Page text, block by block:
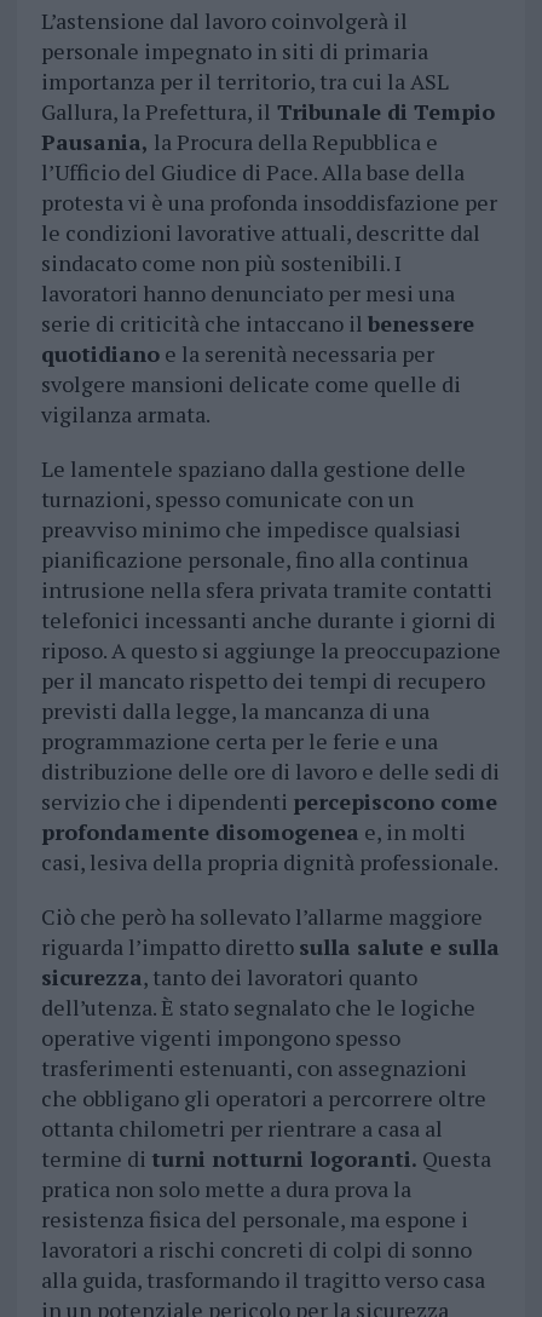
L’astensione dal lavoro coinvolgerà il
personale impegnato in siti di primaria
importanza per il territorio, tra cui la ASL
Gallura, la Prefettura, il Tribunale di Tempio
Pausania, la Procura della Repubblica e
l’Ufficio del Giudice di Pace. Alla base della
protesta vi è una profonda insoddisfazione per
le condizioni lavorative attuali, descritte dal
sindacato come non più sostenibili. I
lavoratori hanno denunciato per mesi una
serie di criticità che intaccano il benessere
quotidianoe la serenità necessaria per
svolgere mansioni delicate come quelle di
vigilanza armata.
Le lamentele spaziano dalla gestione delle
turnazioni, spesso comunicate con un
preavviso minimo che impedisce qualsiasi
pianificazione personale, fino alla continua
intrusione nella sfera privata tramite contatti
telefonici incessanti anche durante i giorni di
riposo. A questo si aggiunge la preoccupazione
per il mancato rispetto dei tempi di recupero
previsti dalla legge, la mancanza di una
programmazione certa per le ferie e una
distribuzione delle ore di lavoro e delle sedi di
servizio che i dipendenti percepiscono come
profondamente disomogenea e, in molti
casi, lesiva della propria dignità professionale.
Ciò che però ha sollevato l’allarme maggiore
riguarda l’impatto diretto sulla salute e sulla
sicurezza, tanto dei lavoratori quanto
dell’utenza. È stato segnalato che le logiche
operative vigenti impongono spesso
trasferimenti estenuanti, con assegnazioni
che obbligano gli operatori a percorrere oltre
ottanta chilometri per rientrare a casa al
termine di turni notturni logoranti. Questa
pratica non solo mette a dura prova la
resistenza fisica del personale, ma espone i
lavoratori a rischi concreti di colpi di sonno
alla guida, trasformando il tragitto verso casa
in un potenziale pericolo per la sicurezza